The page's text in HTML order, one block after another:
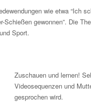
wie etwa “Ich
Schießen gewonnen”. Die
Sport.
Zuschauen und lernen!
Videosequenzen und
gesprochen wird.